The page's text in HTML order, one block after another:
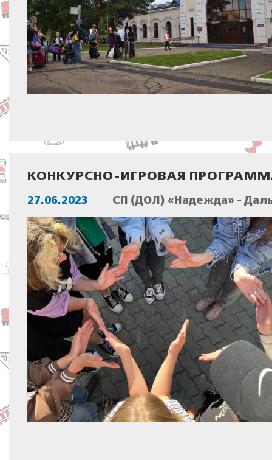
КОНКУРСНО-ИГРОВАЯ
27.06.2023 СП (ДОЛ) «Надежда» -